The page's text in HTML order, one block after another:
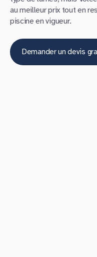
au meilleur prix tout en
piscine en vigueur.
Demander un devis